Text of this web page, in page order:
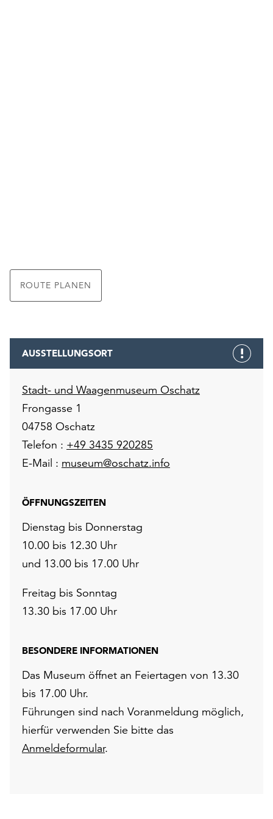
ROUTE PLANEN
AUSSTELLUNGSORT
Stadt- und Waagenmuseum Oschatz
Frongasse 1
04758 Oschatz
Telefon : +49 3435 920285
E-Mail : museum@oschatz.info
ÖFFNUNGSZEITEN
Dienstag bis Donnerstag
10.00 bis 12.30 Uhr
und 13.00 bis 17.00 Uhr
Freitag bis Sonntag
13.30 bis 17.00 Uhr
BESONDERE INFORMATIONEN
Das Museum öffnet an Feiertagen von 13.30
bis 17.00 Uhr.
Führungen sind nach Voranmeldung möglich,
hierfür verwenden Sie bitte das
Anmeldeformular.